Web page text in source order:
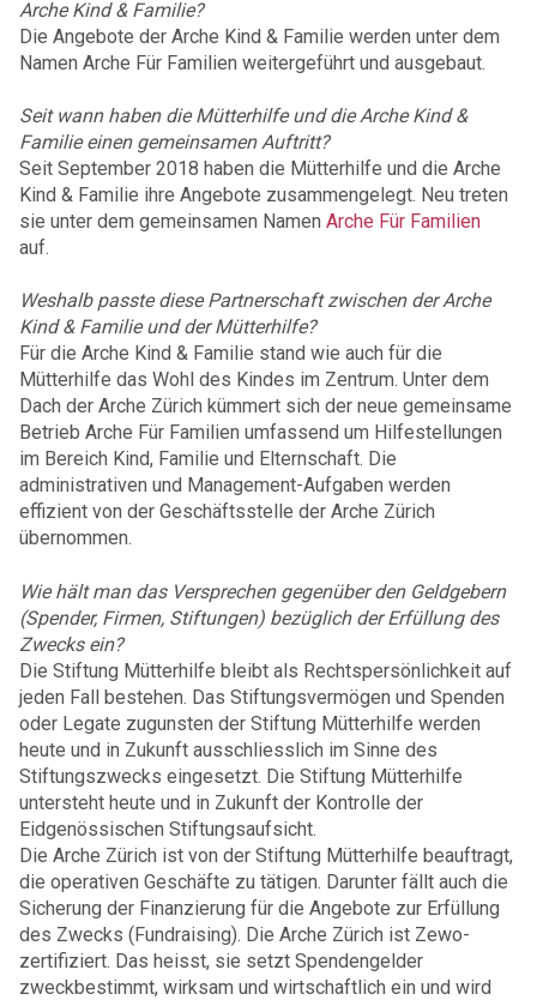
Arche Kind & Familie?
Die Angebote der Arche Kind & Familie werden unter dem
Namen Arche Für Familien weitergeführt und ausgebaut.
Seit wann haben die Mütterhilfe und die Arche Kind &
Familie einen gemeinsamen Auftritt?
Seit September 2018 haben die Mütterhilfe und die Arche
Kind & Familie ihre Angebote zusammengelegt. Neu treten
sie unter dem gemeinsamen Namen Arche Für Familien
auf.
Weshalb passte diese Partnerschaft zwischen der Arche
Kind & Familie und der Mütterhilfe?
Für die Arche Kind & Familie stand wie auch für die
Mütterhilfe das Wohl des Kindes im Zentrum. Unter dem
Dach der Arche Zürich kümmert sich der neue gemeinsame
Betrieb Arche Für Familien umfassend um Hilfestellungen
im Bereich Kind, Familie und Elternschaft. Die
administrativen und Management-Aufgaben werden
effizient von der Geschäftsstelle der Arche Zürich
übernommen.
Wie hält man das Versprechen gegenüber den Geldgebern
(Spender, Firmen, Stiftungen) bezüglich der Erfüllung des
Zwecks ein?
Die Stiftung Mütterhilfe bleibt als Rechtspersönlichkeit auf
jeden Fall bestehen. Das Stiftungsvermögen und Spenden
oder Legate zugunsten der Stiftung Mütterhilfe werden
heute und in Zukunft ausschliesslich im Sinne des
Stiftungszwecks eingesetzt. Die Stiftung Mütterhilfe
untersteht heute und in Zukunft der Kontrolle der
Eidgenössischen Stiftungsaufsicht.
Die Arche Zürich ist von der Stiftung Mütterhilfe beauftragt,
die operativen Geschäfte zu tätigen. Darunter fällt auch die
Sicherung der Finanzierung für die Angebote zur Erfüllung
des Zwecks (Fundraising). Die Arche Zürich ist Zewo-
zertifiziert. Das heisst, sie setzt Spendengelder
zweckbestimmt, wirksam und wirtschaftlich ein und wird